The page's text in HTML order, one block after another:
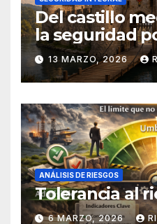
Del castillo
la seguridad
13 MARZO, 2026
ANÁLISIS DE RIESGOS
Tolerancia al
6 MARZO, 2026